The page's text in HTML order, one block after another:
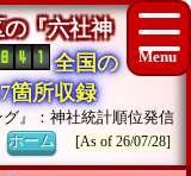
『六社神
全国の
箇所収録
グ』：神社統計順位発信
ホーム [As of 26/07/28]